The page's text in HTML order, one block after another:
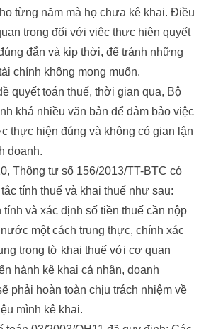
từng năm mà họ chưa kê khai. Điều
trọng đối với việc thực hiện quyết
đắn và kịp thời, để tránh những
chính không mong muốn.
quyết toán thuế, thời gian qua, Bộ
khá nhiều văn bản để đảm bảo việc
thực hiện đúng và không có gian lận
doanh.
Thông tư số 156/2013/TT-BTC có
tính thuế và khai thuế như sau:
và xác định số tiền thuế cần nộp
một cách trung thực, chính xác
trong tờ khai thuế với cơ quan
hành kê khai cá nhân, doanh
phải hoàn toàn chịu trách nhiệm về
mình kê khai.